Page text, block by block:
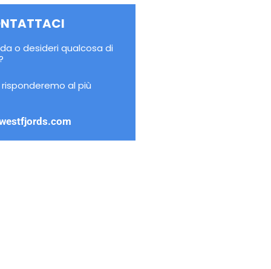
o desideri qualcosa di
al più